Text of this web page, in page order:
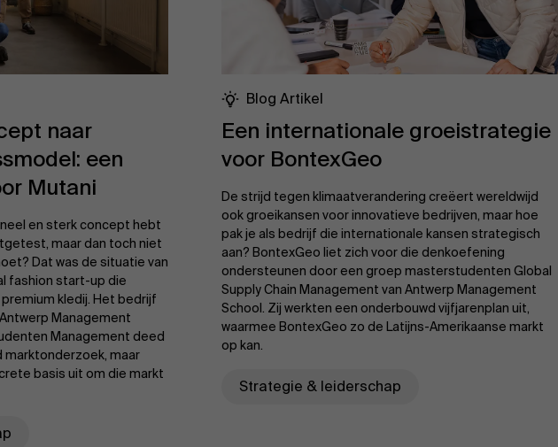
AMS team
naar
een
Mutani
en sterk concept hebt
maar dan toch niet
Dat was de situatie van
fashion start-up die
kledij. Het bedrijf
Management
Management deed
marktonderzoek, maar
basis uit om die markt
Blog Artikel
Een internationale groeistrategie
voor BontexGeo
De strijd tegen klimaatverandering creëert wereldwijd
ook groeikansen voor innovatieve bedrijven, maar hoe
pak je als bedrijf die internationale kansen strategisch
aan? BontexGeo liet zich voor die denkoefening
ondersteunen door een groep masterstudenten Global
Supply Chain Management van Antwerp Management
School. Zij werkten een onderbouwd vijfjarenplan uit,
waarmee BontexGeo zo de Latijns-Amerikaanse markt
op kan.
Strategie & leiderschap